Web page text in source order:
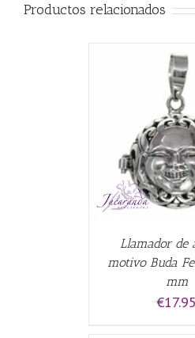
Productos relacionados
Llamador de
motivo Buda
mm
€17.95